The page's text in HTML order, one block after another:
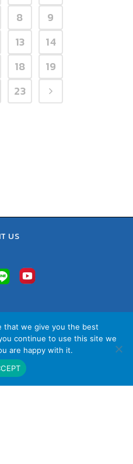
8
9
13
14
18
19
23
US
085-6324
างธุรกิจ
that we give you the best
continue to use this site we
are happy with it.